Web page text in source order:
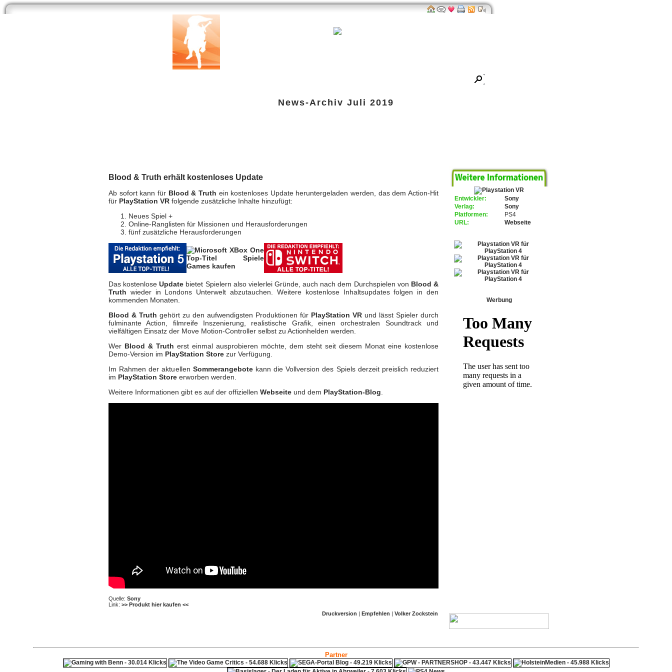
News-Archiv Juli 2019
Blood & Truth erhält kostenloses Update
Ab sofort kann für Blood & Truth ein kostenloses Update heruntergeladen werden, das dem Action-Hit
für PlayStation VR folgende zusätzliche Inhalte hinzufügt:
Neues Spiel +
Online-Ranglisten für Missionen und Herausforderungen
fünf zusätzliche Herausforderungen
Das kostenloseUpdate bietet Spielern also vielerlei Gründe, auch nach dem Durchspielen von Blood &
Truth wieder in Londons Unterwelt abzutauchen. Weitere kostenlose Inhaltsupdates folgen in den
kommenden Monaten.
Blood & Truth gehört zu den aufwendigsten Produktionen für PlayStation VR und lässt Spieler durch
fulminante Action, filmreife Inszenierung, realistische Grafik, einen orchestralen Soundtrack und
vielfältigen Einsatz der Move Motion-Controller selbst zu Actionhelden werden.
Wer Blood & Truth erst einmal ausprobieren möchte, dem steht seit diesem Monat eine kostenlose
Demo-Version im PlayStation Store zur Verfügung.
Im Rahmen der aktuellen Sommerangebotekann die Vollversion des Spiels derzeit preislich reduziert
im PlayStation Store erworben werden.
Weitere Informationen gibt es auf der offiziellen Webseite und dem PlayStation-Blog
Quelle: Sony
Link: >> Produkt hier kaufen <<
Druckversion | Empfehlen | Volker Zockstein
Entwickler:
Sony
Verlag:
Sony
Platformen:
PS4
URL:
Webseite
Werbung
Partner